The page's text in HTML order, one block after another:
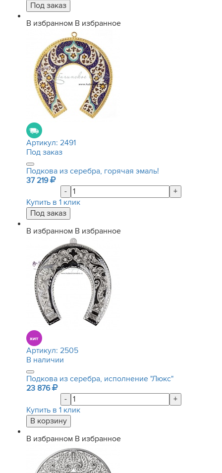
В избранном В избранное
Артикул: 2491
Под заказ
Подкова из серебра, горячая эмаль!
37 219
-
+
Купить в 1 клик
В избранном В избранное
Артикул: 2505
В наличии
Подкова из серебра, исполнение "Люкс"
23 876
-
+
Купить в 1 клик
В избранном В избранное